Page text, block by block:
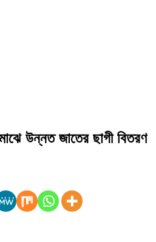
উন্নত জাতের ছাগী বিতরণ